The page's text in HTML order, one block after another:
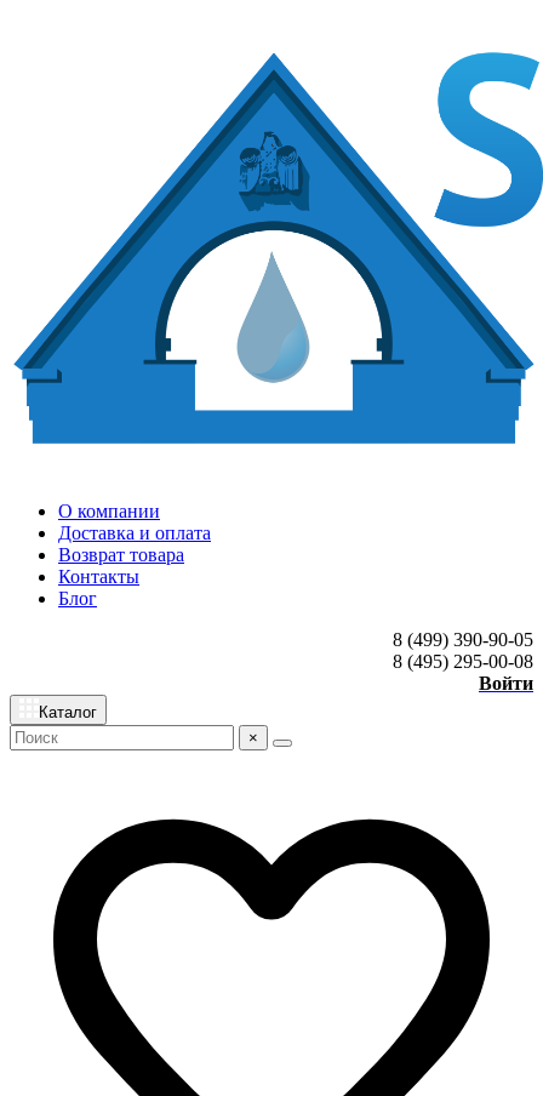
О компании
Доставка и оплата
Возврат товара
Контакты
Блог
8 (499) 390-90-05
8 (495) 295-00-08
Войти
Каталог
×